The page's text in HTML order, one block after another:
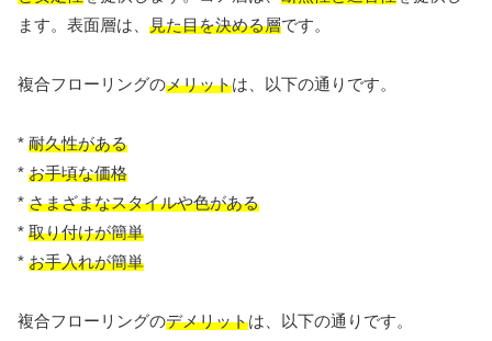
ます。表面層は、 見た目を決める層です。
複合フローリングのメリットは、以下の通りです。
* 耐久性がある
* お手頃な価格
* さまざまなスタイルや色がある
* 取り付けが簡単
* お手入れが簡単
複合フローリングのデメリットは、以下の通りです。